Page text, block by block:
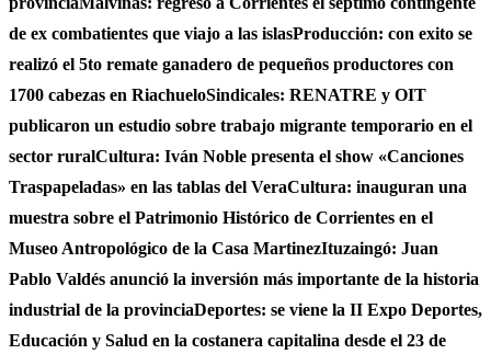
de ex combatientes que viajo a las islasProducción: con exito se
realizó el 5to remate ganadero de pequeños productores con
1700 cabezas en RiachueloSindicales: RENATRE y OIT
publicaron un estudio sobre trabajo migrante temporario en el
sector ruralCultura: Iván Noble presenta el show «Canciones
Traspapeladas» en las tablas del VeraCultura: inauguran una
muestra sobre el Patrimonio Histórico de Corrientes en el
Museo Antropológico de la Casa MartinezItuzaingó: Juan
Pablo Valdés anunció la inversión más importante de la historia
industrial de la provinciaDeportes: se viene la II Expo Deportes,
Educación y Salud en la costanera capitalina desde el 23 de